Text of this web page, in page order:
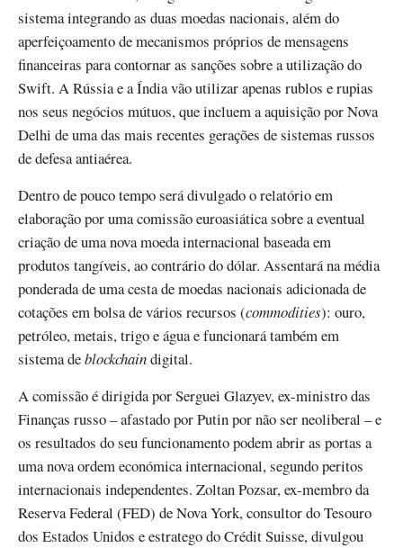
sistema integrando as duas moedas nacionais, além do
aperfeiçoamento de mecanismos próprios de mensagens
financeiras para contornar as sanções sobre a utilização do
Swift. A Rússia e a Índia vão utilizar apenas rublos e rupias
nos seus negócios mútuos, que incluem a aquisição por Nova
Delhi de uma das mais recentes gerações de sistemas russos
de defesa antiaérea.
Dentro de pouco tempo será divulgado o relatório em
elaboração por uma comissão euroasiática sobre a eventual
criação de uma nova moeda internacional baseada em
produtos tangíveis, ao contrário do dólar. Assentará na média
ponderada de uma cesta de moedas nacionais adicionada de
cotações em bolsa de vários recursos (commodities): ouro,
petróleo, metais, trigo e água e funcionará também em
sistema deblockchaindigital.
A comissão é dirigida por Serguei Glazyev, ex-ministro das
Finanças russo – afastado por Putin por não ser neoliberal – e
os resultados do seu funcionamento podem abrir as portas a
uma nova ordem económica internacional, segundo peritos
internacionais independentes. Zoltan Pozsar, ex-membro da
Reserva Federal (FED) de Nova York, consultor do Tesouro
dos Estados Unidos e estratego do Crédit Suisse, divulgou